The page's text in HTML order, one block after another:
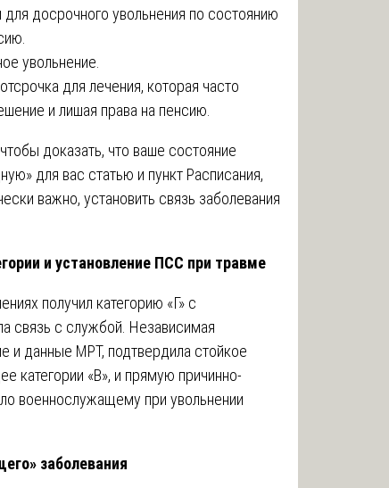
досрочного увольнения по состоянию
увольнение.
для лечения, которая часто
и лишая права на пенсию.
доказать, что ваше состояние
для вас статью и пункт Расписания,
важно, установить связь заболевания
и установление ПСС при травме
получил категорию «Г» с
связь с службой. Независимая
и данные МРТ, подтвердила стойкое
категории «В», и прямую причинно-
военнослужащему при увольнении
заболевания